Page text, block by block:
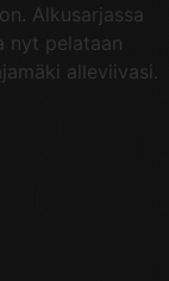
Alkusarjassa
nyt pelataan
alleviivasi.